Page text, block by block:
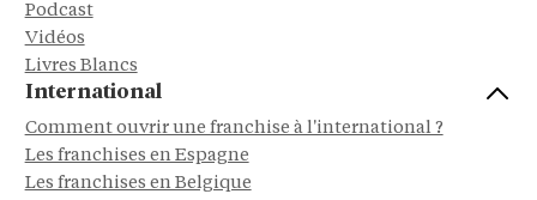
Podcast
Vidéos
Livres Blancs
International
Comment ouvrir une franchise à l'international ?
Les franchises en Espagne
Les franchises en Belgique